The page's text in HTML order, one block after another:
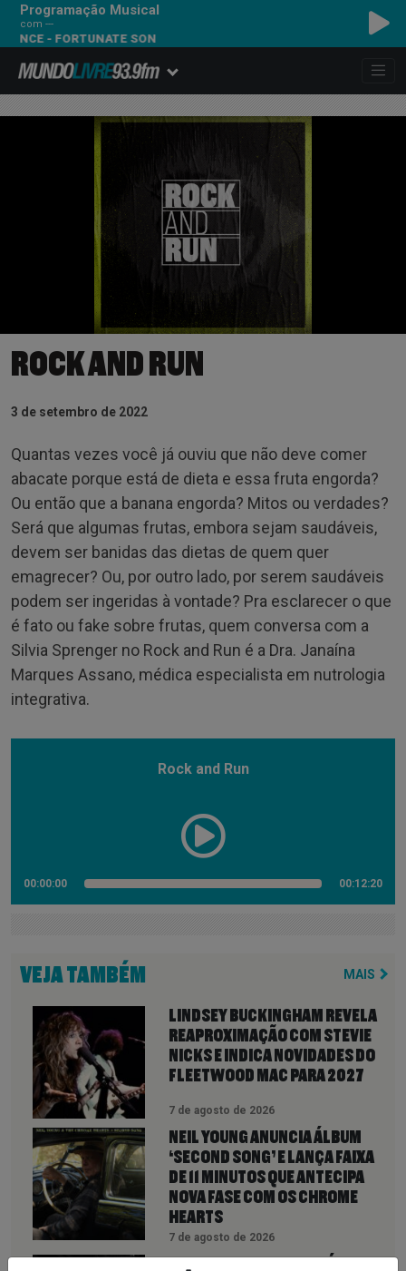
Programação Musical
com ---
- FORTUNATE SON
ROCK AND RUN
3 de setembro de 2022
Quantas vezes você já ouviu que não deve comer
abacate porque está de dieta e essa fruta engorda?
Ou então que a banana engorda? Mitos ou verdades?
Será que algumas frutas, embora sejam saudáveis,
devem ser banidas das dietas de quem quer
emagrecer? Ou, por outro lado, por serem saudáveis
podem ser ingeridas à vontade? Pra esclarecer o que
é fato ou fake sobre frutas, quem conversa com a
Silvia Sprenger no Rock and Run é a Dra. Janaína
Marques Assano, médica especialista em nutrologia
integrativa.
Rock and Run
00:00:00 00:12:20
VEJA TAMBÉM MAIS
LINDSEY BUCKINGHAM REVELA
REAPROXIMAÇÃO COM STEVIE
NICKS E INDICA NOVIDADES DO
FLEETWOOD MAC PARA 2027
7 de agosto de 2026
NEIL YOUNG ANUNCIA ÁLBUM
‘SECOND SONG’ E LANÇA FAIXA
DE 11 MINUTOS QUE ANTECIPA
NOVA FASE COM OS CHROME
HEARTS
7 de agosto de 2026